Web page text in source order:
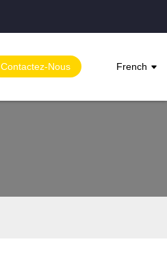
Contactez-Nous French